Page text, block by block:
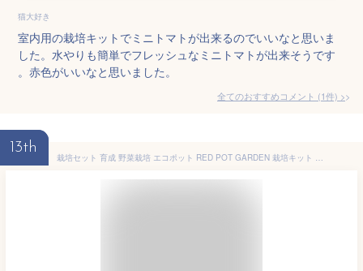
猫大好き
室内用の栽培キットでミニトマトが出来るのでいいなと思いま
した。水やりも簡単でフレッシュなミニトマトが出来そうです
。赤色がいいなと思いました。
全てのおすすめコメント (1件) >
13th
栽培セット 育成 野菜栽培 エコポット RED POT GARDEN 栽培キット 枝豆 ミニトマト ミニヒマワリ CG -101 育てる 野菜 小物入れ 花 花苗 鉢花 トマト 鉢植え ひまわり ベランダ菜園 家庭菜園 プレゼント ギフト 母の日 父の日 敬老の日